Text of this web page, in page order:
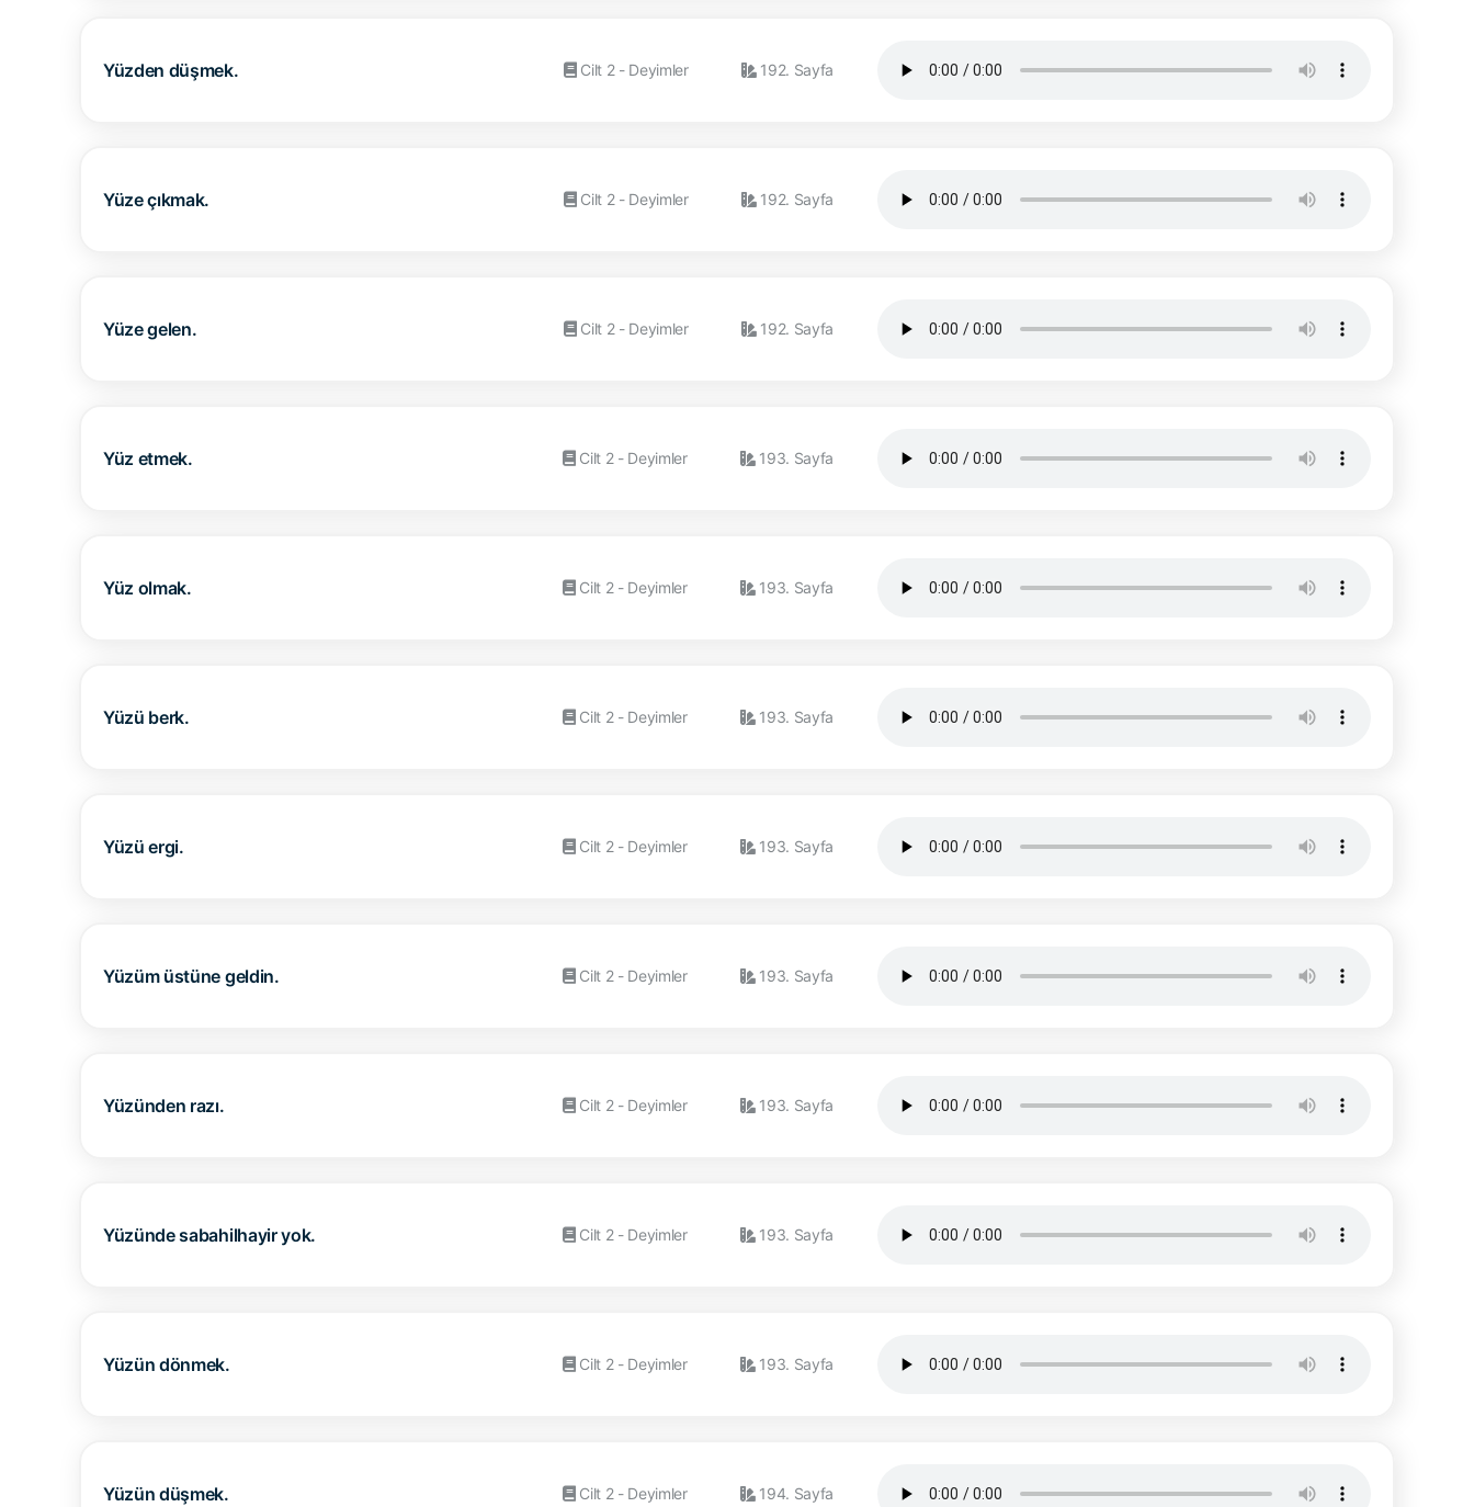
Yüzden düşmek. Cilt 2 - Deyimler 192. Sayfa
Yüze çıkmak. Cilt 2 - Deyimler 192. Sayfa
Yüze gelen. Cilt 2 - Deyimler 192. Sayfa
Yüz etmek. Cilt 2 - Deyimler 193. Sayfa
Yüz olmak. Cilt 2 - Deyimler 193. Sayfa
Yüzü berk. Cilt 2 - Deyimler 193. Sayfa
Yüzü ergi. Cilt 2 - Deyimler 193. Sayfa
Yüzüm üstüne geldin. Cilt 2 - Deyimler 193. Sayfa
Yüzünden razı. Cilt 2 - Deyimler 193. Sayfa
Yüzünde sabahilhayir yok. Cilt 2 - Deyimler 193. Sayfa
Yüzün dönmek. Cilt 2 - Deyimler 193. Sayfa
Yüzün düşmek. Cilt 2 - Deyimler 194. Sayfa